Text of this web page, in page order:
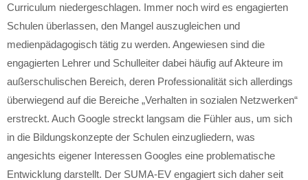
Curriculum niedergeschlagen. Immer noch wird es engagierten
Schulen überlassen, den Mangel auszugleichen und
medienpädagogisch tätig zu werden. Angewiesen sind die
engagierten Lehrer und Schulleiter dabei häufig auf Akteure im
außerschulischen Bereich, deren Professionalität sich allerdings
überwiegend auf die Bereiche „Verhalten in sozialen Netzwerken“
erstreckt. Auch Google streckt langsam die Fühler aus, um sich
in die Bildungskonzepte der Schulen einzugliedern, was
angesichts eigener Interessen Googles eine problematische
Entwicklung darstellt. Der SUMA-EV engagiert sich daher seit